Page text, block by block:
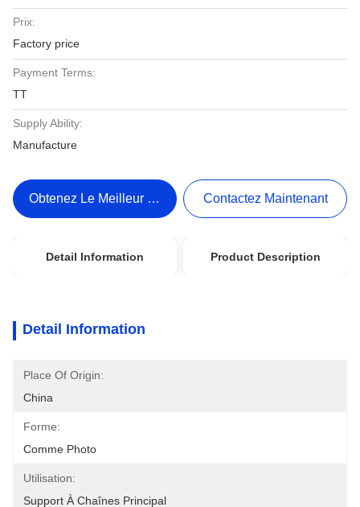
Prix:
Factory price
Payment Terms:
TT
Supply Ability:
Manufacture
Obtenez Le Meilleur Prix Contactez Maintenant
Detail Information Product Description
Detail Information
Place Of Origin:
China
Forme:
Comme Photo
Utilisation:
Support À Chaînes Principal